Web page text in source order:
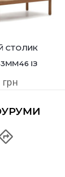
СТОЛИК
ІЗ